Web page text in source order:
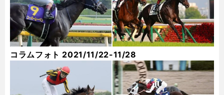
コラムフォト 2021/11/22-11/28